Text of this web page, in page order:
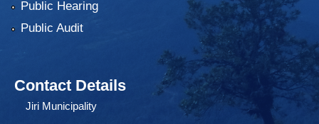
Public Hearing
Public Audit
Contact Details
Jiri Municipality